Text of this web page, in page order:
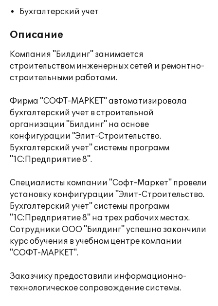
Бухгалтерский учет
Описание
Компания "Билдинг" занимается
строительством инженерных сетей и ремонтно-
строительными работами.
Фирма "СОФТ-МАРКЕТ" автоматизировала
бухгалтерский учет в строительной
организации "Билдинг" на основе
конфигурации "Элит-Строительство.
Бухгалтерский учет" системы программ
"1С:Предприятие 8".
Специалисты компании "Софт-Маркет" провели
установку конфигурации "Элит-Строительство.
Бухгалтерский учет" системы программ
"1С:Предприятие 8" на трех рабочих местах.
Сотрудники ООО "Билдинг" успешно закончили
курс обучения в учебном центре компании
"СОФТ-МАРКЕТ".
Заказчику предоставили информационно-
технологическое сопровождение системы.